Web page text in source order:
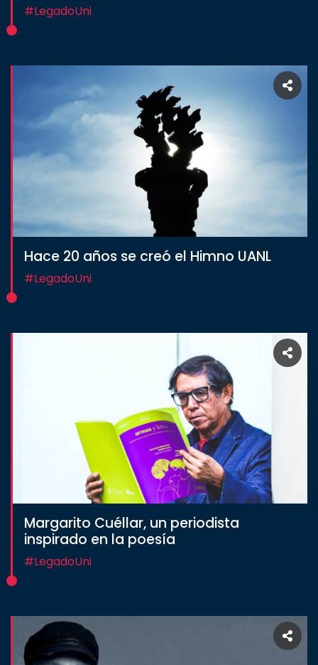
#LegadoUni
Hace 20 años se creó el Himno UANL
#LegadoUni
Margarito Cuéllar, un periodista
inspirado en la poesía
#LegadoUni